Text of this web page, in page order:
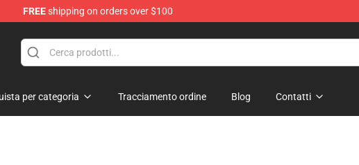
FREEshipping on orders over $100
per categoria Tracciamento ordine Blog Contatti